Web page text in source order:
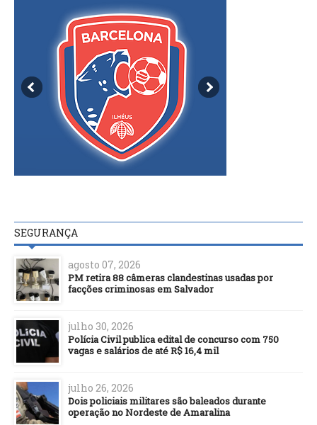
SEGURANÇA
agosto 07, 2026
PM retira 88 câmeras clandestinas usadas por
facções criminosas em Salvador
julho 30, 2026
Polícia Civil publica edital de concurso com 750
vagas e salários de até R$ 16,4 mil
julho 26, 2026
Dois policiais militares são baleados durante
operação no Nordeste de Amaralina